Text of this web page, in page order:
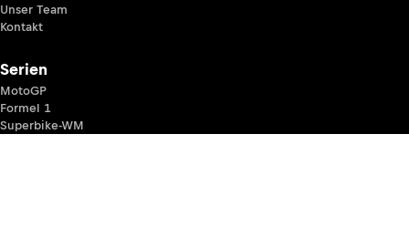
Unser Team
Kontakt
Serien
MotoGP
Formel 1
Superbike-WM